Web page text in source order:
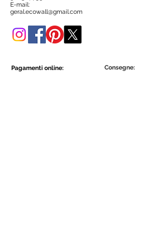
negozio online.
E-mail:
geral.ecowall@gmail.com
Pagamenti online: Consegne: